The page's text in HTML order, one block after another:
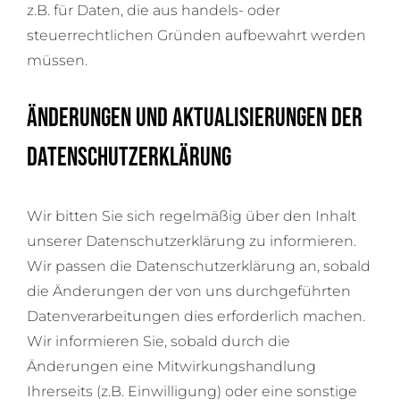
z.B. für Daten, die aus handels- oder
steuerrechtlichen Gründen aufbewahrt werden
müssen.
Änderungen und Aktualisierungen der
Datenschutzerklärung
Wir bitten Sie sich regelmäßig über den Inhalt
unserer Datenschutzerklärung zu informieren.
Wir passen die Datenschutzerklärung an, sobald
die Änderungen der von uns durchgeführten
Datenverarbeitungen dies erforderlich machen.
Wir informieren Sie, sobald durch die
Änderungen eine Mitwirkungshandlung
Ihrerseits (z.B. Einwilligung) oder eine sonstige